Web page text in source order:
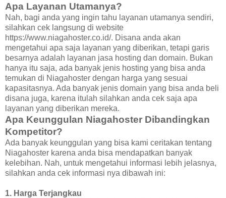
Apa Layanan Utamanya?
Nah, bagi anda yang ingin tahu layanan utamanya sendiri,
silahkan cek langsung di website
https://www.niagahoster.co.id/. Disana anda akan
mengetahui apa saja layanan yang diberikan, tetapi garis
besarnya adalah layanan jasa hosting dan domain. Bukan
hanya itu saja, ada banyak jenis hosting yang bisa anda
temukan di Niagahoster dengan harga yang sesuai
kapasitasnya. Ada banyak jenis domain yang bisa anda beli
disana juga, karena itulah silahkan anda cek saja apa
layanan yang diberikan mereka.
Apa Keunggulan Niagahoster Dibandingkan
Kompetitor?
Ada banyak keunggulan yang bisa kami ceritakan tentang
Niagahoster karena anda bisa mendapatkan banyak
kelebihan. Nah, untuk mengetahui informasi lebih jelasnya,
silahkan anda cek informasi nya dibawah ini:
1. Harga Terjangkau